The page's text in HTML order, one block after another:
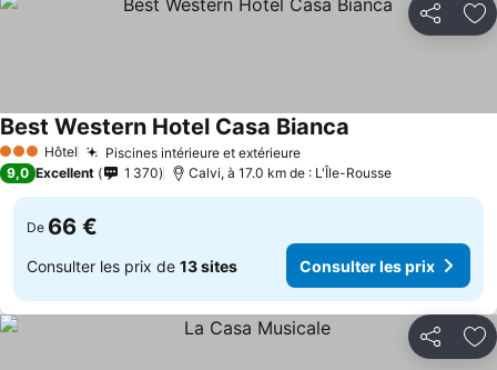
Partager
3 ÉtoilesHôtel Piscines intérieure et extérieure
Best Western Hotel Casa Bianca
9,0 Excellent 1 370 Calvi, à 17.0 km de : L'Île-Rousse
De 66 €
Consulter les prix de 13 sites Consulter les prix
Partager